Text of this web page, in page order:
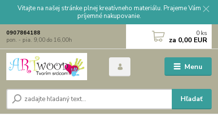
Vitajte na našej stránke plnej kreatívneho materiálu. Prajeme Vám
príjemné nakupovanie.
Menu
Hľadať
0907864188
pon. - pia. 9,00 do 16,00h
0 ks
za 0,00 EUR